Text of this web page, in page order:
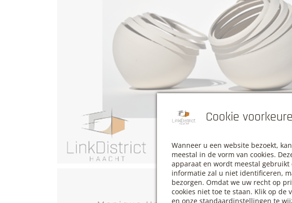
Cookie
Wanneer u een website bezoekt,
meestal in de vorm van cookies.
apparaat en wordt meestal
informatie zal u niet identificeren,
bezorgen. Omdat we uw recht op
cookies niet toe te staan. Klik op de
en onze standaardinstellingen te